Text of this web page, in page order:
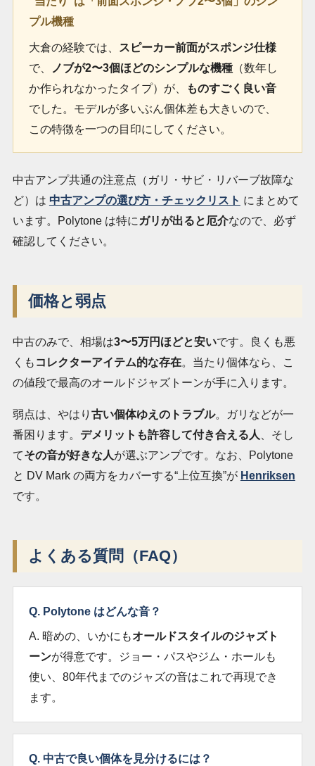
プル機種
大倉の経験では、
スピーカー前面がスポンジ仕様
で、
ノブが2〜3個ほどのシンプルな機種（数年し
か作られなかったタイプ）が、
ものすごく良い音
でした。モデルが多いぶん個体差も大きいので、
この特徴を一つの目印にしてください。
中古アンプ共通の注意点（ガリ・サビ・リバーブ故障な
ど）は 中古アンプの選び方・チェックリスト にまとめて
います。Polytone は特に ガリが出ると厄介なので、必ず
確認してください。
価格と弱点
中古のみで、相場は3〜5万円ほどと安いです。良くも悪
くも コレクターアイテム的な存在。当たり個体なら、こ
の値段で最高のオールドジャズトーンが手に入ります。
弱点は、やはり 古い個体ゆえのトラブル。ガリなどが一
番困ります。 デメリットも許容して付き合える人
、そし
てその音が好きな人が選ぶアンプです。なお、Polytone
と DV Mark の両方をカバーする“上位互換”が Henriksen
です。
よくある質問（FAQ）
Q. Polytone はどんな音？
A. 暗めの、いかにもオールドスタイルのジャズト
ーンが得意です。ジョー・パスやジム・ホールも
使い、80年代までのジャズの音はこれで再現でき
ます。
Q. 中古で良い個体を見分けるには？